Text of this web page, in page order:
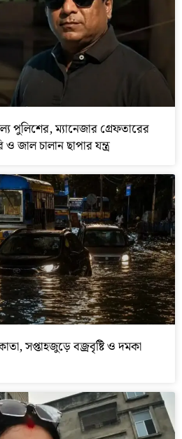
পুলিশের, ম্যানেজার গ্রেফতারের
জাল চালান ছাপার যন্ত্র
সপ্তাহজুড়ে বজ্রবৃষ্টি ও দমকা